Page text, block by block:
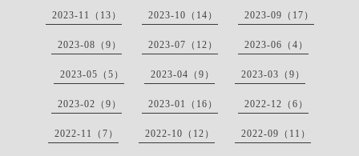
2023-11（13） 2023-10（14） 2023-09（17）
2023-08（9） 2023-07（12） 2023-06（4）
2023-05（5） 2023-04（9） 2023-03（9）
2023-02（9） 2023-01（16） 2022-12（6）
2022-11（7） 2022-10（12） 2022-09（11）